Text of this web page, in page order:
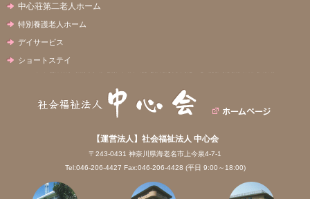
中心荘第二老人ホーム
特別養護老人ホーム
デイサービス
ショートステイ
【運営法人】社会福祉法人 中心会
〒243-0431 神奈川県海老名市上今泉4-7-1
Tel:046-206-4427 Fax:046-206-4428 (平日 9:00～18:00)